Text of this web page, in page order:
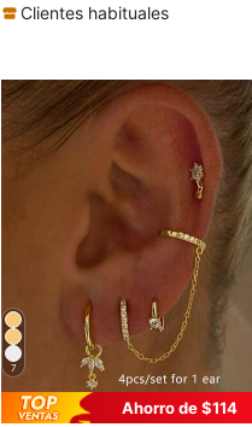
Clientes habituales
7
Ahorro de $114